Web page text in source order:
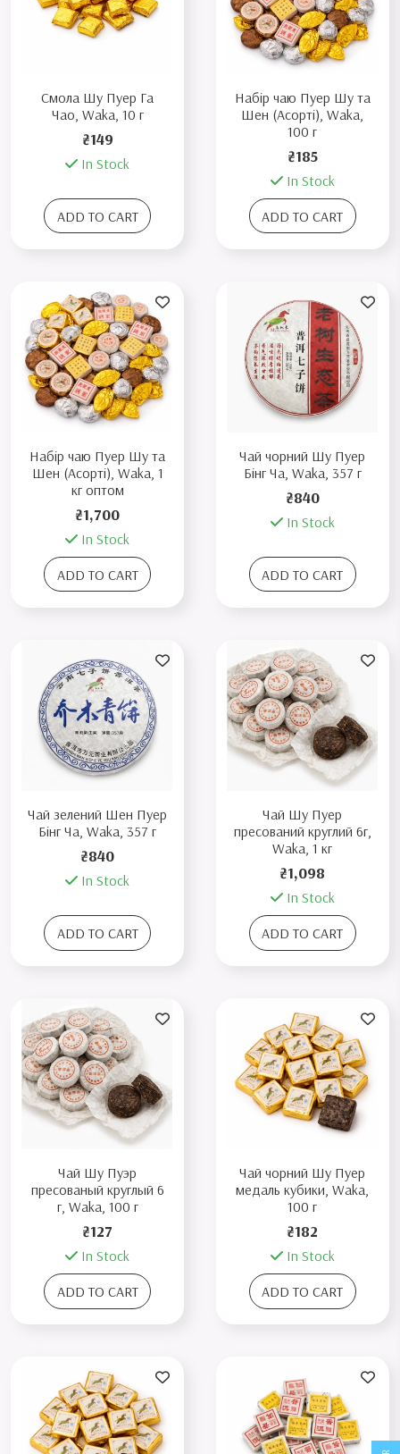
Смола Шу Пуер Га
Чао, Waka, 10 г
₴149
In Stock
ADD TO CART
Набір чаю Пуер Шу та
Шен (Асорті), Waka,
100 г
₴185
In Stock
ADD TO CART
Набір чаю Пуер Шу та
Шен (Асорті), Waka, 1
кг оптом
₴1,700
In Stock
ADD TO CART
Чай чорний Шу Пуер
Бінг Ча, Waka, 357 г
₴840
In Stock
ADD TO CART
Чай зелений Шен Пуер
Бінг Ча, Waka, 357 г
₴840
In Stock
ADD TO CART
Чай Шу Пуер
пресований круглий 6г,
Waka, 1 кг
₴1,098
In Stock
ADD TO CART
Чай Шу Пуэр
пресованый круглый 6
г, Waka, 100 г
₴127
In Stock
ADD TO CART
Чай чорний Шу Пуер
медаль кубики, Waka,
100 г
₴182
In Stock
ADD TO CART